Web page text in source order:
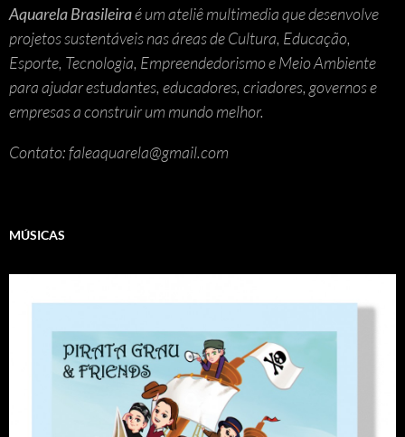
Aquarela Brasileiraé um ateliê multimedia que desenvolve
projetos sustentáveis nas áreas de Cultura, Educação,
Esporte, Tecnologia, Empreendedorismo e Meio Ambiente
para ajudar estudantes, educadores, criadores, governos e
empresas a construir um mundo melhor.
Contato: faleaquarela@gmail.com
MÚSICAS